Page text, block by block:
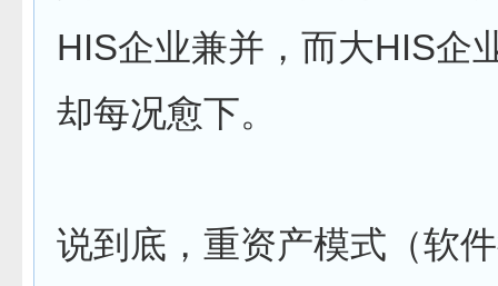
HIS企业兼并，而大HIS企
却每况愈下。
说到底，重资产模式（软